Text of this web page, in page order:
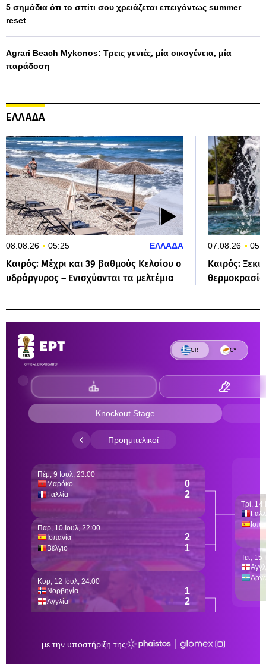
5 σημάδια ότι το σπίτι σου χρειάζεται επειγόντως summer
reset
Agrari Beach Mykonos: Τρεις γενιές, μία οικογένεια, μία
παράδοση
ΕΛΛΑΔΑ
08.08.26 05:25 ΕΛΛΑΔΑ
Καιρός: Μέχρι και 39 βαθμούς Κελσίου ο
υδράργυρος – Ενισχύονται τα μελτέμια
07.08.26
Καιρός: